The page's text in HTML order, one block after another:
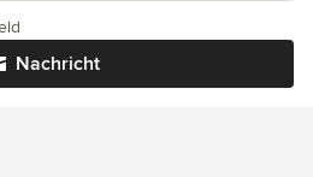
Nachricht